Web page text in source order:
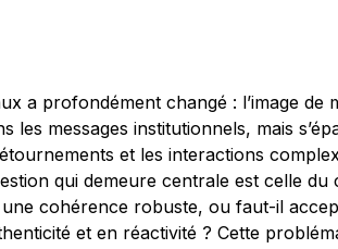
a profondément changé : l’image de
les messages institutionnels, mais
et les interactions
qui demeure centrale est celle
cohérence robuste, ou faut-il
et en réactivité ? Cette